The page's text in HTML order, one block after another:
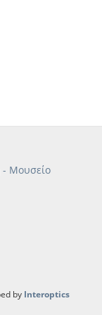
- Μουσείο
by Interoptics